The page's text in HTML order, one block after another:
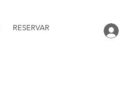
RESERVAR